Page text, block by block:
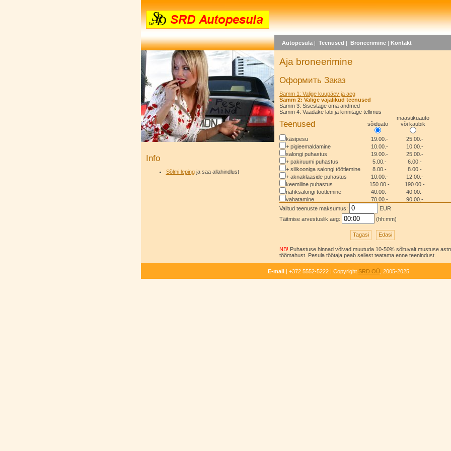
Autopesula| Teenused | Broneerimine| Kontakt
Info
Sõlmi lepingja saa allahindlust
Aja broneerimine
Оформить Заказ
Samm 1: Valige kuupäev ja aeg
Samm 2: Valige vajalikud teenused
Samm 3: Sisestage oma andmed
Samm 4: Vaadake läbi ja kinnitage tellimus
Teenused sõiduato
maastikuauto
või kaubik
käsipesu 19.00.-
25.00.-
+ pigieemaldamine
10.00.-
10.00.-
salongi puhastus
19.00.-
25.00.-
+ pakiruumi puhastus
5.00.-
6.00.-
+ silikooniga salongi töötlemine
8.00.-
8.00.-
+ aknaklaaside puhastus
10.00.-
12.00.-
keemiline puhastus
150.00.-
190.00.-
nahksalongi töötlemine
40.00.-
40.00.-
vahatamine
70.00.-
90.00.-
Valitud teenuste maksumus:
EUR
Täitmise arvestuslik aeg:
(hh:mm)
NB! Puhastuse hinnad võivad muutuda 10-50% sõltuvalt mustuse
töömahust. Pesula töötaja peab sellest teatama enne teenindust.
E-mail| +372 5552-5222 | Copyright SRD OÜ , 2005-2025